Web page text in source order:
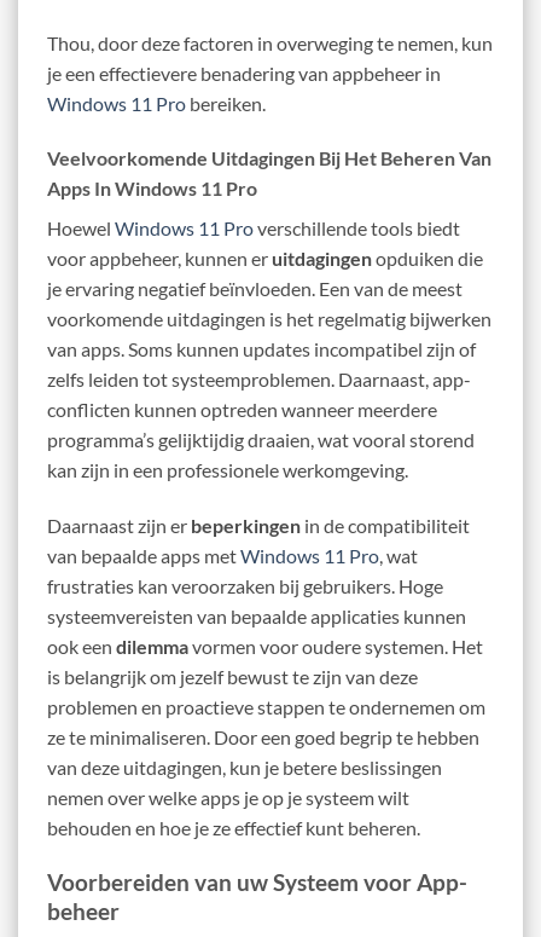
Thou, door deze factoren in overweging te nemen, kun
je een effectievere benadering van appbeheer in
Windows 11 Pro bereiken.
Veelvoorkomende Uitdagingen Bij Het Beheren Van
Apps In Windows 11 Pro
Hoewel Windows 11 Proverschillende tools biedt
voor appbeheer, kunnen er uitdagingenopduiken die
je ervaring negatief beïnvloeden. Een van de meest
voorkomende uitdagingen is het regelmatig bijwerken
van apps. Soms kunnen updates incompatibel zijn of
zelfs leiden tot systeemproblemen. Daarnaast, app-
conflicten kunnen optreden wanneer meerdere
programma’s gelijktijdig draaien, wat vooral storend
kan zijn in een professionele werkomgeving.
Daarnaast zijn er beperkingen in de compatibiliteit
van bepaalde apps metWindows 11 Pro, wat
frustraties kan veroorzaken bij gebruikers. Hoge
systeemvereisten van bepaalde applicaties kunnen
ook een dilemmavormen voor oudere systemen. Het
is belangrijk om jezelf bewust te zijn van deze
problemen en proactieve stappen te ondernemen om
ze te minimaliseren. Door een goed begrip te hebben
van deze uitdagingen, kun je betere beslissingen
nemen over welke apps je op je systeem wilt
behouden en hoe je ze effectief kunt beheren.
Voorbereiden van uw Systeem voor App-
beheer